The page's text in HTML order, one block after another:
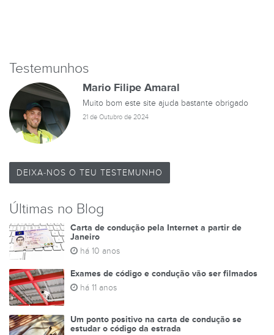
Testemunhos
Mario Filipe Amaral
Muito bom este site ajuda bastante obrigado
21 de Outubro de 2024
DEIXA-NOS O TEU TESTEMUNHO
Últimas no Blog
Carta de condução pela Internet a partir de
Janeiro
há 10 anos
Exames de código e condução vão ser filmados
há 11 anos
Um ponto positivo na carta de condução se
estudar o código da estrada